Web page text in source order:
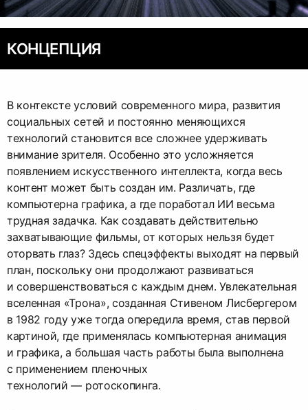
КОНЦЕПЦИЯ
В контексте условий современного мира, развития
социальных сетей и постоянно меняющихся
технологий становится все сложнее удерживать
внимание зрителя. Особенно это усложняется
появлением искусственного интеллекта, когда весь
контент может быть создан им. Различать, где
компьютерна графика, а где поработал ИИ весьма
трудная задачка. Как создавать действительно
захватывающие фильмы, от которых нельзя будет
оторвать глаз? Здесь спецэффекты выходят на первый
план, поскольку они продолжают развиваться
и совершенствоваться с каждым днем. Увлекательная
вселенная «Трона», созданная Стивеном Лисбергером
в 1982 году уже тогда опередила время, став первой
картиной, где применялась компьютерная анимация
и графика, а большая часть работы была выполнена
с применением пленочных
технологий — ротоскопинга.